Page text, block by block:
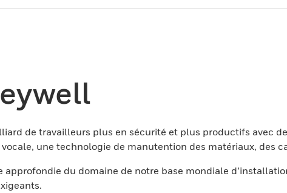
de travailleurs plus en sécurité et plus productifs avec
une technologie de manutention des matériaux, des
approfondie du domaine de notre base mondiale